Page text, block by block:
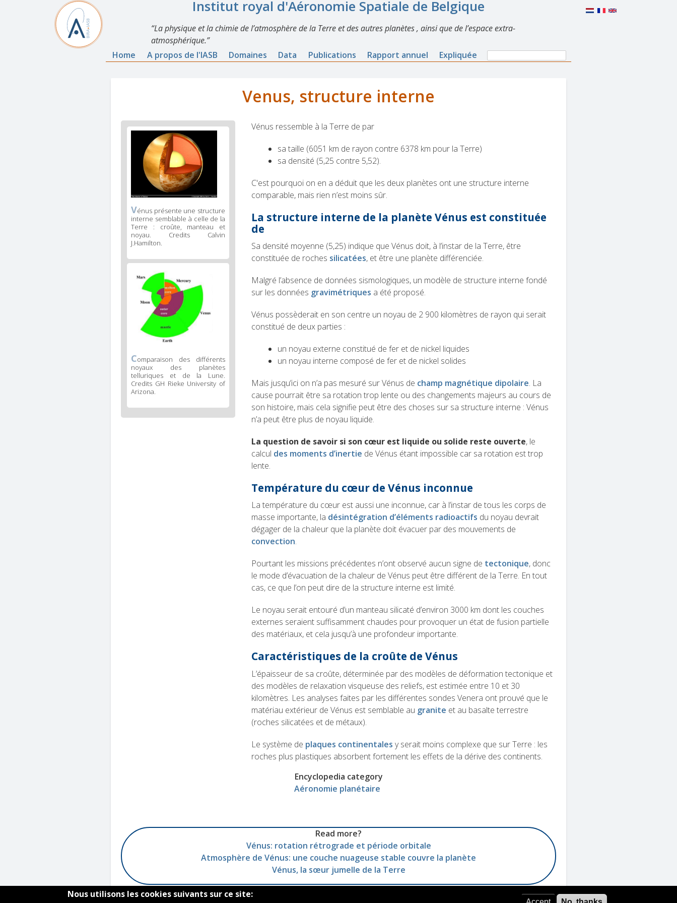
Institut royal d'Aéronomie Spatiale de Belgique
La physique et la chimie de l’atmosphère de la Terre et des autres planètes , ainsi que de l’espace extra-
atmosphérique.
Home
A propos de l'IASB Domaines Data Publications Rapport annuel Expliquée
Search
Search
Venus, structure interne
Vénus ressemble à la Terre de par
sa taille (6051 km de rayon contre 6378 km pour la Terre)
sa densité (5,25 contre 5,52).
C'est pourquoi on en a déduit que les deux planètes ont une structure interne
comparable, mais rien n’est moins sûr.
La structure interne de la planète Vénus est constituée
de
Sa densité moyenne (5,25) indique que Vénus doit, à l’instar de la Terre, être
constituée de roches silicatées, et être une planète différenciée.
Malgré l’absence de données sismologiques, un modèle de structure interne fondé
sur les données gravimétriques a été proposé.
Vénus possèderait en son centre un noyau de 2 900 kilomètres de rayon qui serait
constitué de deux parties :
un noyau externe constitué de fer et de nickel liquides
un noyau interne composé de fer et de nickel solides
Mais jusqu’ici on n’a pas mesuré sur Vénus de champ magnétique dipolaire. La
cause pourrait être sa rotation trop lente ou des changements majeurs au cours de
son histoire, mais cela signifie peut être des choses sur sa structure interne : Vénus
n’a peut être plus de noyau liquide.
La question de savoir si son cœur est liquide ou solide reste ouverte, le
calcul des moments d’inertie de Vénus étant impossible car sa rotation est trop
lente.
Température du cœur de Vénus inconnue
La température du cœur est aussi une inconnue, car à l’instar de tous les corps de
masse importante, la désintégration d’éléments radioactifs du noyau devrait
dégager de la chaleur que la planète doit évacuer par des mouvements de
convection.
Pourtant les missions précédentes n’ont observé aucun signe de tectonique, donc
le mode d’évacuation de la chaleur de Vénus peut être différent de la Terre. En tout
cas, ce que l’on peut dire de la structure interne est limité.
Le noyau serait entouré d’un manteau silicaté d’environ 3000 km dont les couches
externes seraient suffisamment chaudes pour provoquer un état de fusion partielle
des matériaux, et cela jusqu’à une profondeur importante.
Caractéristiques de la croûte de Vénus
L’épaisseur de sa croûte, déterminée par des modèles de déformation tectonique et
des modèles de relaxation visqueuse des reliefs, est estimée entre 10 et 30
kilomètres. Les analyses faites par les différentes sondes Venera ont prouvé que le
matériau extérieur de Vénus est semblable au granite et au basalte terrestre
(roches silicatées et de métaux).
Le système de plaques continentales y serait moins complexe que sur Terre : les
roches plus plastiques absorbent fortement les effets de la dérive des continents.
Vénus présente une structure
interne semblable à celle de la
Terre : croûte, manteau et
noyau. Credits Calvin
J.Hamilton.
Comparaison des différents
noyaux des planètes
telluriques et de la Lune.
Credits GH Rieke University of
Arizona.
Encyclopedia category
Aéronomie planétaire
Read more?
Vénus: rotation rétrograde et période orbitale
Atmosphère de Vénus: une couche nuageuse stable couvre la planète
Vénus, la sœur jumelle de la Terre
Nous utilisons les cookies suivants sur ce site: